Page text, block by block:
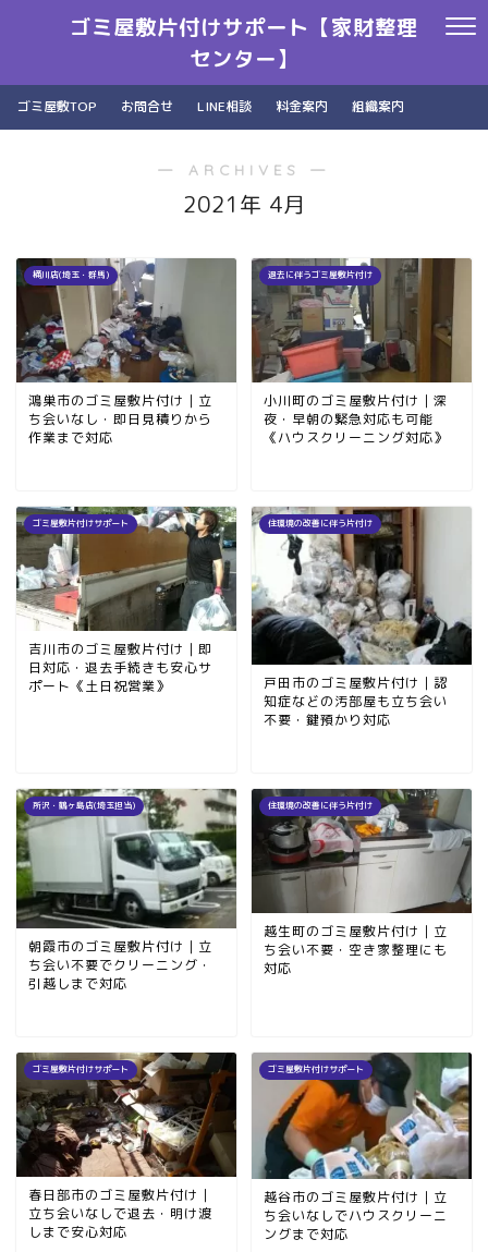
ゴミ屋敷片付けサポート【家財整理
センター】
ゴミ屋敷TOP お問合せ LINE相談 料金案内 組織案内
― ARCHIVES ―
2021年 4月
桶川店(埼玉・群馬)
鴻巣市のゴミ屋敷片付け｜立
ち会いなし・即日見積りから
作業まで対応
退去に伴うゴミ屋敷片付け
小川町のゴミ屋敷片付け｜深
夜・早朝の緊急対応も可能
《ハウスクリーニング対応》
ゴミ屋敷片付けサポート
吉川市のゴミ屋敷片付け｜即
日対応・退去手続きも安心サ
ポート《土日祝営業》
住環境の改善に伴う片付け
戸田市のゴミ屋敷片付け｜認
知症などの汚部屋も立ち会い
不要・鍵預かり対応
所沢・鶴ヶ島店(埼玉担当)
朝霞市のゴミ屋敷片付け｜立
ち会い不要でクリーニング・
引越しまで対応
住環境の改善に伴う片付け
越生町のゴミ屋敷片付け｜立
ち会い不要・空き家整理にも
対応
ゴミ屋敷片付けサポート
春日部市のゴミ屋敷片付け｜
立ち会いなしで退去・明け渡
しまで安心対応
ゴミ屋敷片付けサポート
越谷市のゴミ屋敷片付け｜立
ち会いなしでハウスクリーニ
ングまで対応